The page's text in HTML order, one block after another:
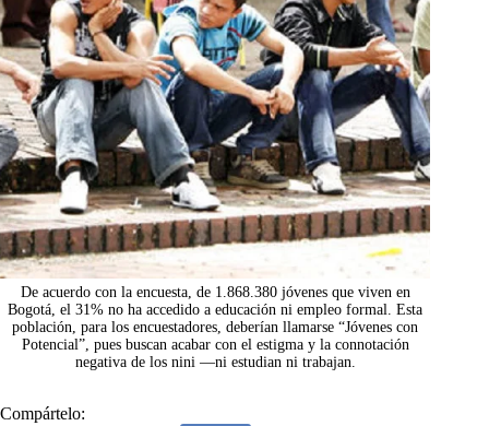
De acuerdo con la encuesta, de 1.868.380 jóvenes que viven en
Bogotá, el 31% no ha accedido a educación ni empleo formal. Esta
población, para los encuestadores, deberían llamarse “Jóvenes con
Potencial”, pues buscan acabar con el estigma y la connotación
negativa de los nini —ni estudian ni trabajan.
Compártelo: